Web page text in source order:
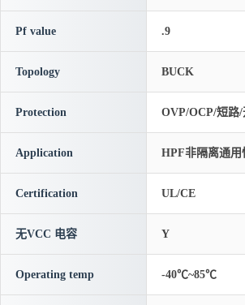
Pf value .9
Topology BUCK
Protection OVP/OCP/短路
Application HPF非隔离通
Certification UL/CE
无VCC 电容 Y
Operating temp -40℃~85℃